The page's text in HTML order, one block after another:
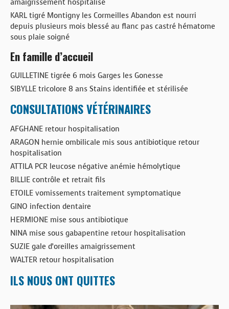
amaigrissement hospitalisé
KARL tigré Montigny les Cormeilles Abandon est nourri
depuis plusieurs mois blessé au flanc pas castré hématome
sous plaie soigné
En famille d’accueil
GUILLETINE tigrée 6 mois Garges les Gonesse
SIBYLLE tricolore 8 ans Stains identifiée et stérilisée
CONSULTATIONS VÉTÉRINAIRES
AFGHANE retour hospitalisation
ARAGON hernie ombilicale mis sous antibiotique retour
hospitalisation
ATTILA PCR leucose négative anémie hémolytique
BILLIE contrôle et retrait fils
ETOILE vomissements traitement symptomatique
GINO infection dentaire
HERMIONE mise sous antibiotique
NINA mise sous gabapentine retour hospitalisation
SUZIE gale d’oreilles amaigrissement
WALTER retour hospitalisation
ILS NOUS ONT QUITTES